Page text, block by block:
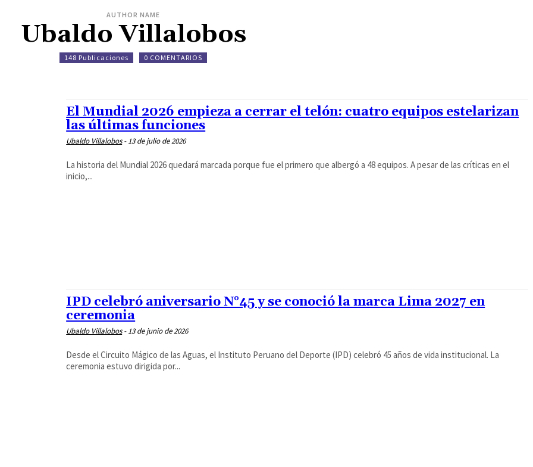
AUTHOR NAME
Ubaldo Villalobos
148 Publicaciones 0 COMENTARIOS
El Mundial 2026 empieza a cerrar el telón: cuatro equipos estelarizan
las últimas funciones
Ubaldo Villalobos - 13 de julio de 2026
La historia del Mundial 2026 quedará marcada porque fue el primero que albergó a 48 equipos. A pesar de las críticas en el
inicio,...
IPD celebró aniversario N°45 y se conoció la marca Lima 2027 en
ceremonia
Ubaldo Villalobos - 13 de junio de 2026
Desde el Circuito Mágico de las Aguas, el Instituto Peruano del Deporte (IPD) celebró 45 años de vida institucional. La
ceremonia estuvo dirigida por...